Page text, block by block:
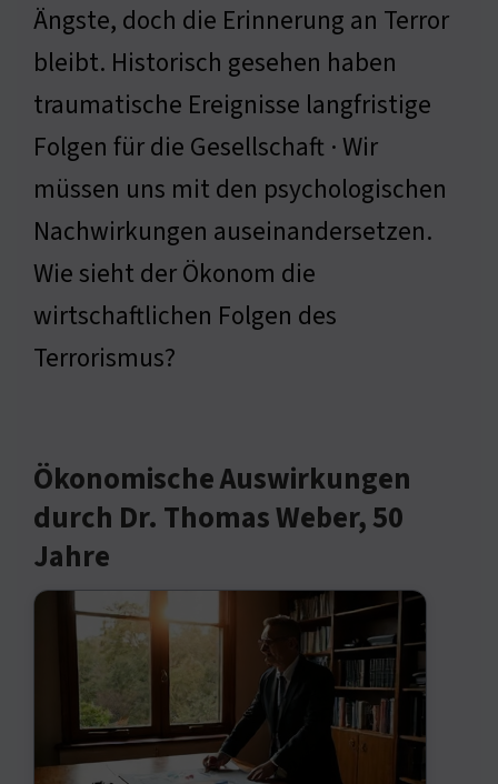
Ängste, doch die Erinnerung an Terror
bleibt. Historisch gesehen haben
traumatische Ereignisse langfristige
Folgen für die Gesellschaft · Wir
müssen uns mit den psychologischen
Nachwirkungen auseinandersetzen.
Wie sieht der Ökonom die
wirtschaftlichen Folgen des
Terrorismus?
Ökonomische Auswirkungen
durch Dr. Thomas Weber, 50
Jahre